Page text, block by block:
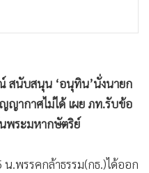
สนับสนุน ‘อนุทิน’นั่งนายก
ญากาศไม่ได้ เผย ภท.รับข้อ
พระมหากษัตริย์
น.พรรคกล้าธรรม(กธ.)ได้ออก